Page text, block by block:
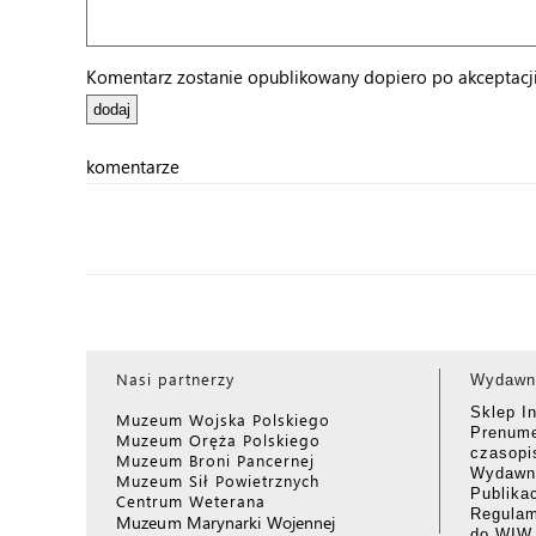
Komentarz zostanie opublikowany dopiero po
komentarze
Nasi partnerzy
Muzeum Wojska Polskiego
Muzeum Oręża Polskiego
Muzeum Broni Pancernej
Muzeum Sił Powietrznych
Centrum Weterana
Muzeum Marynarki Wojennej
Sklep